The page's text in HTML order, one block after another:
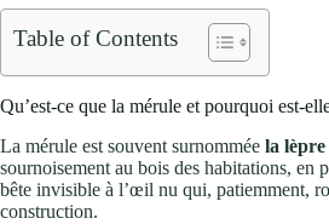
Table of Contents
Qu’est-ce que la mérule et pourquoi est-
La mérule est souvent surnommée la lèpre
sournoisement au bois des habitations, en
bête invisible à l’œil nu qui, patiemment,
construction.